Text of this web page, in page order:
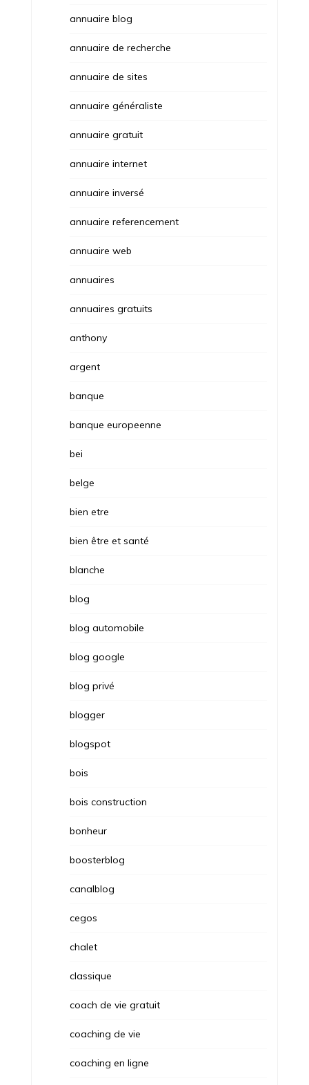
annuaire blog
annuaire de recherche
annuaire de sites
annuaire généraliste
annuaire gratuit
annuaire internet
annuaire inversé
annuaire referencement
annuaire web
annuaires
annuaires gratuits
anthony
argent
banque
banque europeenne
bei
belge
bien etre
bien être et santé
blanche
blog
blog automobile
blog google
blog privé
blogger
blogspot
bois
bois construction
bonheur
boosterblog
canalblog
cegos
chalet
classique
coach de vie gratuit
coaching de vie
coaching en ligne